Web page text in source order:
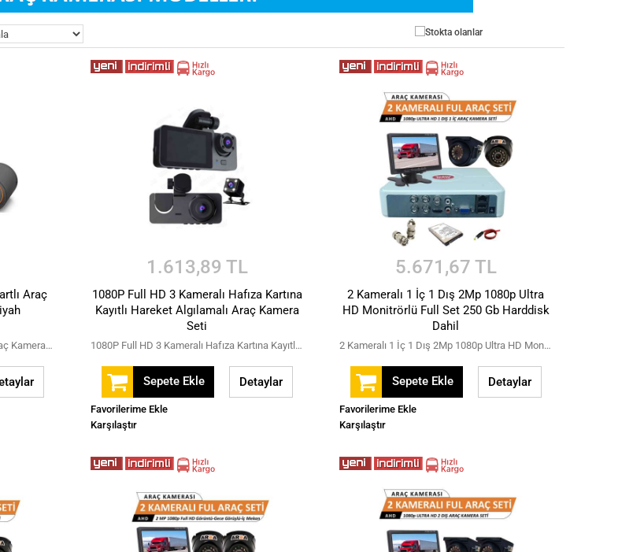
Stokta olanlar
Araç
3MP Tek Lens Full HD SIM Kartlı Araç Kamerası Dash Cam - Siyah
1.613,89 TL
1080P Full HD 3 Kameralı Hafıza Kartına
Kayıtlı Hareket Algılamalı Araç Kamera
Seti
1080P Full HD 3 Kameralı Hafıza Kartına Kayıtlı Hareket Algılamalı Araç Kamera Seti
Sepete Ekle Detaylar
Favorilerime Ekle
Karşılaştır
5.671,67 TL
2 Kameralı 1 İç 1 Dış 2Mp 1080p Ultra
HD Monitrörlü Full Set 250 Gb Harddisk
Dahil
2 Kameralı 1 İç 1 Dış 2Mp 1080p Ultra HD Monitrörlü Full Set 250 Gb Harddisk Dahil
Sepete Ekle Detaylar
Favorilerime Ekle
Karşılaştır